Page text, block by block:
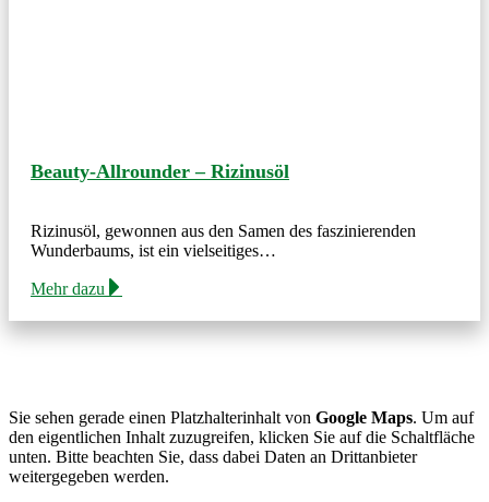
Beauty-Allrounder – Rizinusöl
Rizinusöl, gewonnen aus den Samen des faszinierenden
Wunderbaums, ist ein vielseitiges…
Mehr dazu
Sie sehen gerade einen Platzhalterinhalt von Google Maps. Um auf
den eigentlichen Inhalt zuzugreifen, klicken Sie auf die Schaltfläche
unten. Bitte beachten Sie, dass dabei Daten an Drittanbieter
weitergegeben werden.